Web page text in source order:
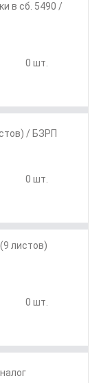
в сб. 5490 /
0 шт.
/ БЗРП
0 шт.
листов)
0 шт.